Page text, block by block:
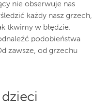
nie obserwuje nas
każdy nasz grzech,
tkwimy w błędzie.
podobieństwa
zawsze, od grzechu